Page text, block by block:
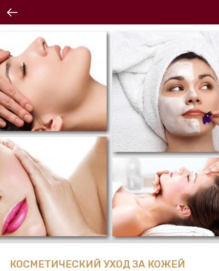
КОСМЕТИЧЕСКИЙ УХОД ЗА КОЖЕЙ